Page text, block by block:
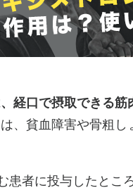
経口で摂取できる
、貧血障害や骨粗
患者に投与したとこ